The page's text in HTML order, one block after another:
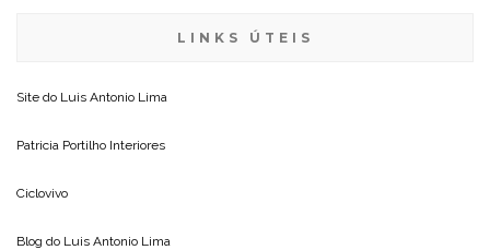
LINKS ÚTEIS
Site do Luis Antonio Lima
Patricia Portilho Interiores
Ciclovivo
Blog do Luis Antonio Lima